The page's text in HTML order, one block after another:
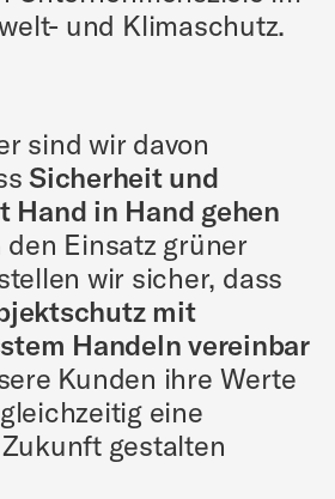
und Klimaschutz.
sind wir davon
Sicherheit und
Hand in Hand gehen
den Einsatz grüner
wir sicher, dass
mit
Handeln vereinbar
Kunden ihre Werte
eine
gestalten